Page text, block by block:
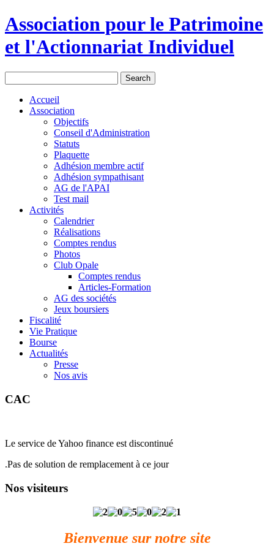
Association pour le Patrimoine
et l'Actionnariat Individuel
Accueil
Association
Objectifs
Conseil d'Administration
Statuts
Plaquette
Adhésion membre actif
Adhésion sympathisant
AG de l'APAI
Test mail
Activités
Calendrier
Réalisations
Comptes rendus
Photos
Club Opale
Comptes rendus
Articles-Formation
AG des sociétés
Jeux boursiers
Fiscalité
Vie Pratique
Bourse
Actualités
Presse
Nos avis
CAC
Le service de Yahoo finance est discontinué
.Pas de solution de remplacement à ce jour
Nos visiteurs
Bienvenue sur notre site